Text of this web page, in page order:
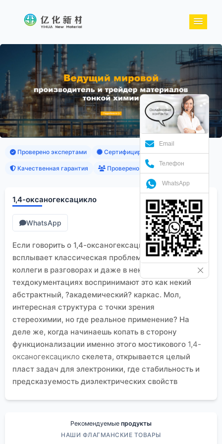
Проверено экспертами Сертифицированные продукты
Качественная гарантия Проверено клиентами
1,4-оксаногексацикло
WhatsApp
Если говорить о 1,4-оксаногексацикло, сразу
всплывает классическая проблема: многие
коллеги в разговорах и даже в некоторых
техдокументациях воспринимают это как некий
абстрактный, ?академический? каркас. Мол,
интересная структура с точки зрения
стереохимии, но где реальное применение? На
деле же, когда начинаешь копать в сторону
функционализации именно этого мостикового 1,4-
оксаногексацикло скелета, открывается целый
пласт задач для электроники, где стабильность и
предсказуемость диэлектрических свойств
— не столько сам синтез ключевого ядра, сколько
последующие стадии введения функциональных
Рекомендуемые продукты
НАШИ ФЛАГМАНСКИЕ ТОВАРЫ
Email
Телефон
WhatsApp